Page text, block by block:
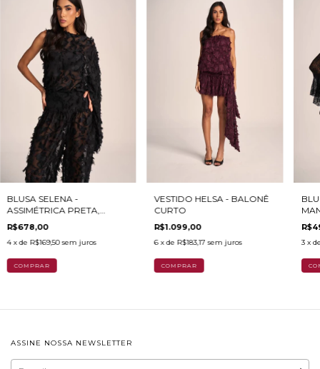
BLUSA SELENA -
ASSIMÉTRICA PRETA,
ESTAMPA FLORAL
R$678,00
4 x de R$169,50 sem juros
COMPRAR
VESTIDO HELSA - BALONÊ
CURTO
R$1.099,00
6 x de R$183,17 sem juros
COMPRAR
3 x
ASSINE NOSSA NEWSLETTER